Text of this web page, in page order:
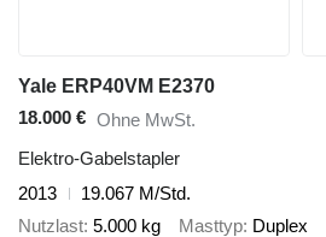
Yale ERP40VM E2370
18.000 € Ohne MwSt.
Elektro-Gabelstapler
2013
19.067 M/Std.
Nutzlast 5.000 kg Masttyp Duplex